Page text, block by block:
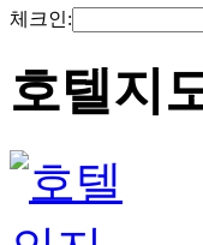
체크인:
호텔지